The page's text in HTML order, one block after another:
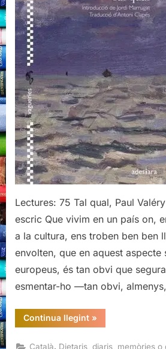
(Adesiara,
Martorell,
2020)
Lectures: 75 Tal qual, Paul
escric Que vivim en un país on,
a la cultura, ens troben ben ben
envolten, que en aquest aspecte
europeus, és tan obvi que
esmentar-ho —tan obvi,
Continua llegint“Tal
qual,
Valéry
»
Català, Dietaris, diaris, memòries o